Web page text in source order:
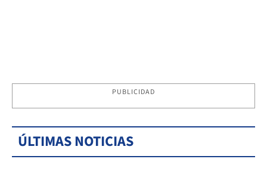
PUBLICIDAD
ÚLTIMAS NOTICIAS